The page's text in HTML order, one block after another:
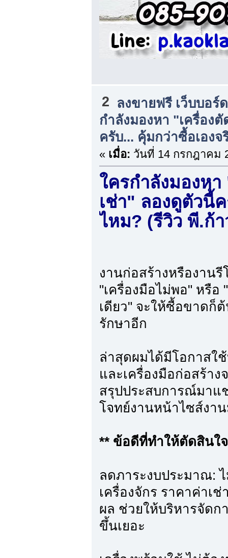
2
ลงขายฟรี เว็บบอร์
กำลังมองหา "เครื่อง
ครับ... คุ้มกว่าซื้อเองจ
« เมื่อ: วันที่ 14 กรกฎาคม
ใครกำลังมองหา
เช่า" ลองดูตัวนี้
ไหม? (รีวิว พี.ก้
งานก่อสร้างหรืองาน
"เครื่องมือไม่พอ" หรือ
เดียว" จะให้ซื้อขาดก็
รักษาอีก
ล่าสุดผมได้มีโอกาสใ
และเครื่องมือก่อสร้าง
สรุปประสบการณ์มาแ
โจทย์งานหน้าไซส์งา
** ข้อดีที่ทำให้ตัดสินใจ
ลดภาระงบประมาณ:
เครื่องจักร ราคาค่าเ
ผล ช่วยให้บริหารจัดก
ขึ้นเยอะ